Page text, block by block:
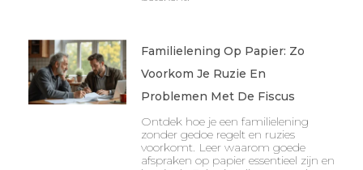
Familielening Op Papier: Zo
Voorkom Je Ruzie En
Problemen Met De Fiscus
Ontdek hoe je een familielening
zonder gedoe regelt en ruzies
voorkomt. Leer waarom goede
afspraken op papier essentieel zijn en